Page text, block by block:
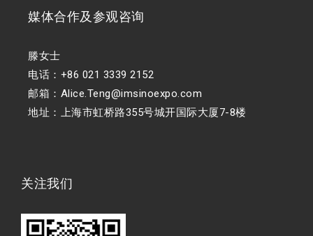
媒体合作及参观咨询
滕女士
电话：+86 021 3339 2152
邮箱：Alice.Teng@imsinoexpo.com
地址：上海市虹桥路355号城开国际大厦7-8楼
关注我们